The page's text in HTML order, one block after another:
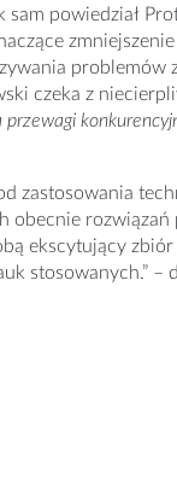
powiedział
problemów
czeka z
zastosowania
obecnie
ekscytujący
stosowanych.” –